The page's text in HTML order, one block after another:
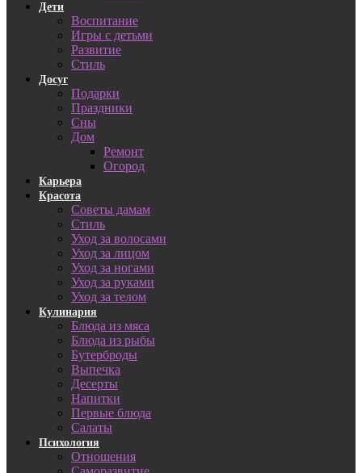
Дети
Воспитание
Игры с детьми
Развитие
Стиль
Досуг
Подарки
Праздники
Сны
Дом
Ремонт
Огород
Карьера
Красота
Советы дамам
Стиль
Уход за волосами
Уход за лицом
Уход за ногами
Уход за руками
Уход за телом
Кулинария
Блюда из мяса
Блюда из рыбы
Бутерброды
Выпечка
Десерты
Напитки
Первые блюда
Салаты
Психология
Отношения